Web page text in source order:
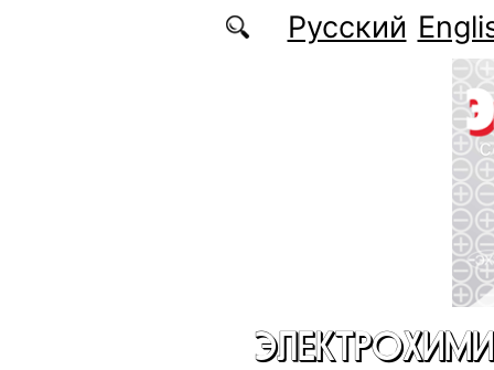
Перейти к основному содержаниюРусский